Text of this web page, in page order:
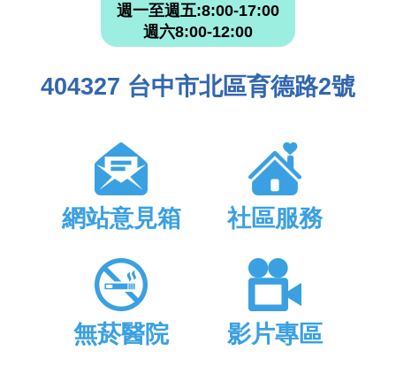
週一至週五:8:00-17:00
週六8:00-12:00
404327 台中市北區育德路2號
網站意見箱 社區服務
無菸醫院 影片專區